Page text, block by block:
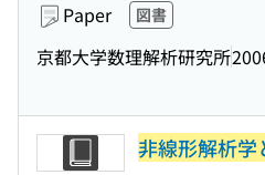
Paper 図書
京都大学数理解析研究所
非線形解析学